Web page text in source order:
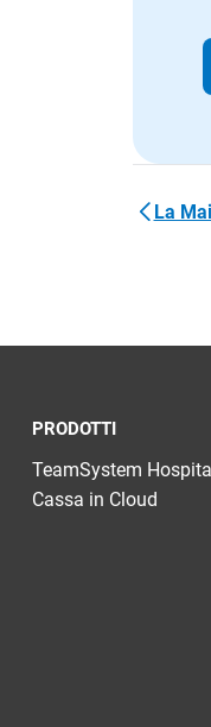
La
PRODOTTI
TeamSystem
Cassa in Cloud